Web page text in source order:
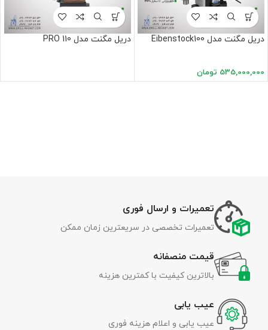
دریل مگنت مدل Eibenstock100
535,000,000 تومان
دریل مگنت مدل PRO 110
تعمیرات و ارسال فوری
تعمیرات تخصصی در سریعترین زمان ممکن
قیمت منصفانه
بالاترین کیفیت با کمترین هزینه
عیب یابی
عیب یابی و اعلام هزینه فوری